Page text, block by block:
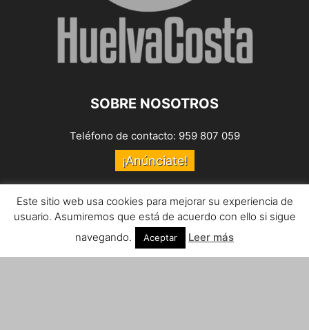
SOBRE NOSOTROS
Teléfono de contacto: 959 807 059
¡Anúnciate!
Envíanos tus notas de prensa a: prensa@huelvacosta.com
Contáctenos:info@huelvacosta.com
Este sitio web usa cookies para mejorar su experiencia de
usuario. Asumiremos que está de acuerdo con ello si sigue
navegando.
Aceptar Leer más